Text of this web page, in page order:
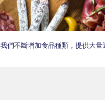
我們不斷增加食品種類，提供大量